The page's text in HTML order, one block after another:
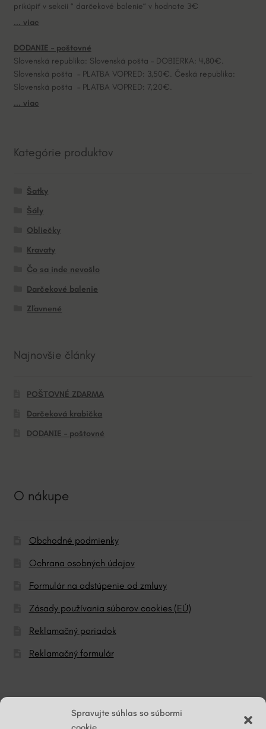
Spravujte súhlas so súbormi
prikúpiť v sekcii “ darčekové balenie“ v hodnote 3€
... viac
DODANIE – poštovné
Slovenská republika: Slovenská pošta – DOBIERKA: 4,80€.
Slovenská pošta – PLATBA VOPRED: 3,50€. Česká republika:
Slovenská pošta – PLATBA VOPRED: 7,20€.
... viac
Kategórie produktov
Šatky
Šály
Obliečky
Kravaty
Čo sa inde nevošlo
Darčekové balenie
Zľavnené
Najnovšie články
POŠTOVNÉ ZDARMA
Darčeková krabička
DODANIE – poštovné
O nákupe
Obchodné podmienky
Ochrana osobných údajov
Formulár na odstúpenie od zmluvy
Zásady používania súborov cookies (EÚ)
Reklamačný poriadok
Reklamačný formulár